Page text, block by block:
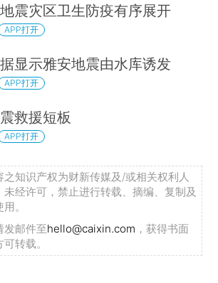
震灾区卫生防疫有序展开
APP打开
显示雅安地震由水库诱发
APP打开
救援短板
APP打开
之知识产权为财新传媒及/或相关权利人
经许可，禁止进行转载、摘编、复制及
。
发邮件至hello@caixin.com ，获得书面
转载。